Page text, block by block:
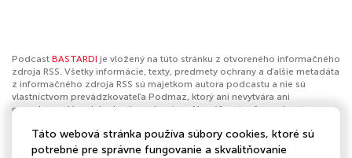
Podcast BASTARDI je vložený na túto stránku z otvoreného informačného
zdroja RSS. Všetky informácie, texty, predmety ochrany a ďalšie metadáta
z informačného zdroja RSS sú majetkom autora podcastu a nie sú
vlastníctvom prevádzkovateľa Podmaz, ktorý ani nevytvára ani
nezodpovedá za ich obsah podcastov. Ak máš za to, že podcast
obsah. Ak je toto tvoj podcast a chceš získať kontrolu nad týmto profilom
klikni sem.
Táto webová stránka používa súbory cookies, ktoré sú
potrebné pre správne fungovanie a skvalitňovanie